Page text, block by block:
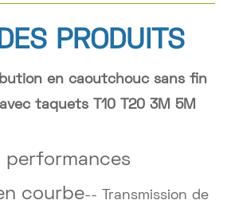
PRODUITS
en caoutchouc sans fin
taquets T10 T20 3M 5M
performances
courbe-- Transmission de